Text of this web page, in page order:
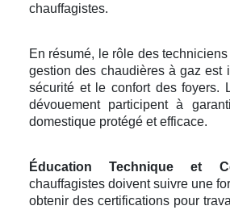
chauffagistes.
En résumé, le rôle des
gestion des chaudières à gaz est
sécurité et le confort des foyers.
dévouement participent à
domestique protégé et efficace.
Éducation Technique et
chauffagistes doivent suivre une
obtenir des certifications pour